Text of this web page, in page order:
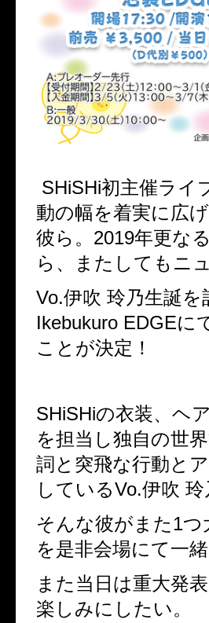
SHiSHi初主催ライ
動の幅を着実に広
彼ら。2019年更な
ら、またしてもニ
Vo.伊吹 玲乃生誕
Ikebukuro EDGEに
ことが決定！
SHiSHiの衣装、ヘ
を担当し独自の世
詞と突飛な行動と
しているVo.伊吹 玲
そんな彼がまた1
を是非会場にて一
また当日は重大発
楽しみにしたい。